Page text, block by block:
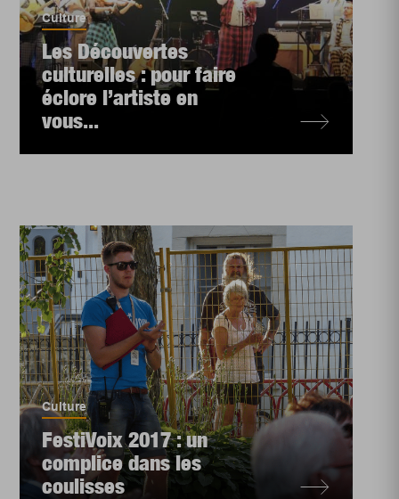
Culture
Les Découvertes
culturelles : pour faire
éclore l’artiste en
vous...
Culture
FestiVoix 2017 : un
complice dans les
coulisses